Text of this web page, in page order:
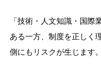
「技術・人文知識・国際
ある一方、制度を正しく
側にもリスクが生じます。